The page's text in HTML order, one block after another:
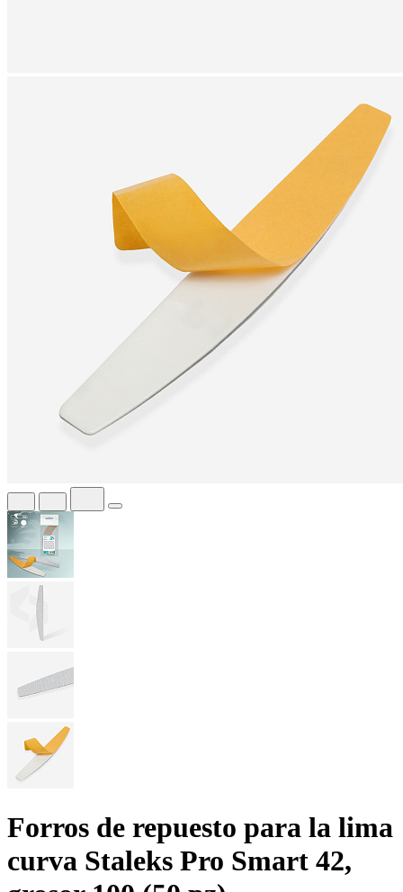
Forros de repuesto para la lima
curva Staleks Pro Smart 42,